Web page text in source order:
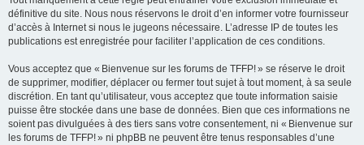
définitive du site. Nous nous réservons le droit d’en informer votre fournisseur
d’accès à Internet si nous le jugeons nécessaire. L’adresse IP de toutes les
publications est enregistrée pour faciliter l’application de ces conditions.
Vous acceptez que « Bienvenue sur les forums de TFFP! » se réserve le droit
de supprimer, modifier, déplacer ou fermer tout sujet à tout moment, à sa seule
discrétion. En tant qu’utilisateur, vous acceptez que toute information saisie
puisse être stockée dans une base de données. Bien que ces informations ne
soient pas divulguées à des tiers sans votre consentement, ni « Bienvenue sur
les forums de TFFP! » ni phpBB ne peuvent être tenus responsables d’une